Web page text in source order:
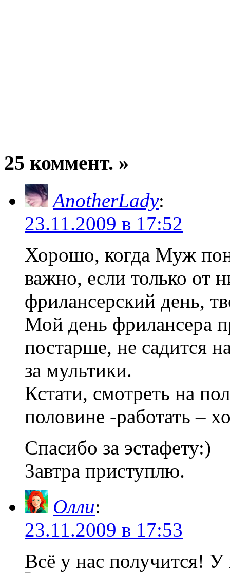
25 коммент. »
AnotherLady:
23.11.2009 в 17:52
Хорошо, когда Муж
важно, если только от
фрилансерский день,
Мой день фрилансера
постарше, не садится
за мультики.
Кстати, смотреть на
половине -работать –
Спасибо за эстафету:)
Завтра приступлю.
Олли:
23.11.2009 в 17:53
Всё у нас получится!